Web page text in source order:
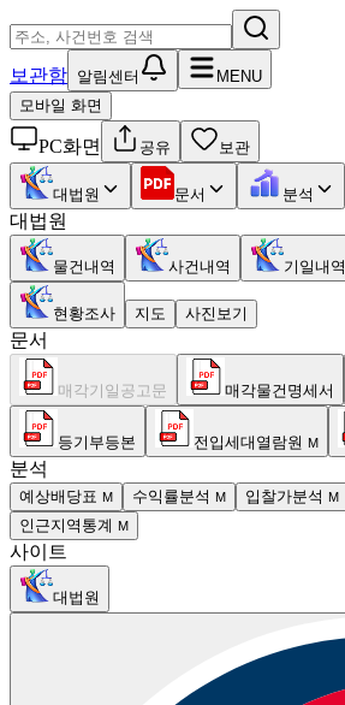
보관함 알림센터
MENU
모바일 화면
PC화면 공유 보관
대법원 문서 분석
대법원
물건내역 사건내역 기일내역
현황조사 지도 사진보기
문서
매각기일공고문 매각물건명세서
등기부등본 전입세대열람원 M
분석
예상배당표 M 수익률분석 M 입찰가분석 M
인근지역통계 M
사이트
대법원